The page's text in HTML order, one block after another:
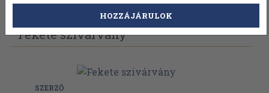
Vissza az előző oldalra Válasszon példányt
Fekete szivárvány
SZERZŐ
HOZZÁJÁRULOK